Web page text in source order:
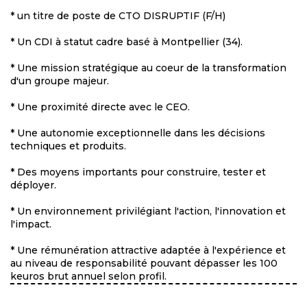
* un titre de poste de CTO DISRUPTIF (F/H)
* Un CDI à statut cadre basé à Montpellier (34).
* Une mission stratégique au coeur de la transformation
d'un groupe majeur.
* Une proximité directe avec le CEO.
* Une autonomie exceptionnelle dans les décisions
techniques et produits.
* Des moyens importants pour construire, tester et
déployer.
* Un environnement privilégiant l'action, l'innovation et
l'impact.
* Une rémunération attractive adaptée à l'expérience et
au niveau de responsabilité pouvant dépasser les 100
keuros brut annuel selon profil.